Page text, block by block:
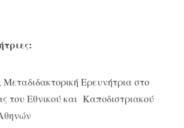
Ερευνήτρια στο
του Εθνικού και Καποδιστριακού